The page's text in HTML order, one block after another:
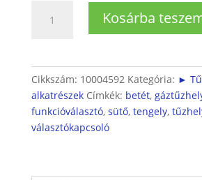
választókapcsolóhozKosárba
Cikkszám: 10004592 Kategória: ►
alkatrészek Címkék: betét,
funkcióválasztó, sütő, tengely,
választókapcsoló